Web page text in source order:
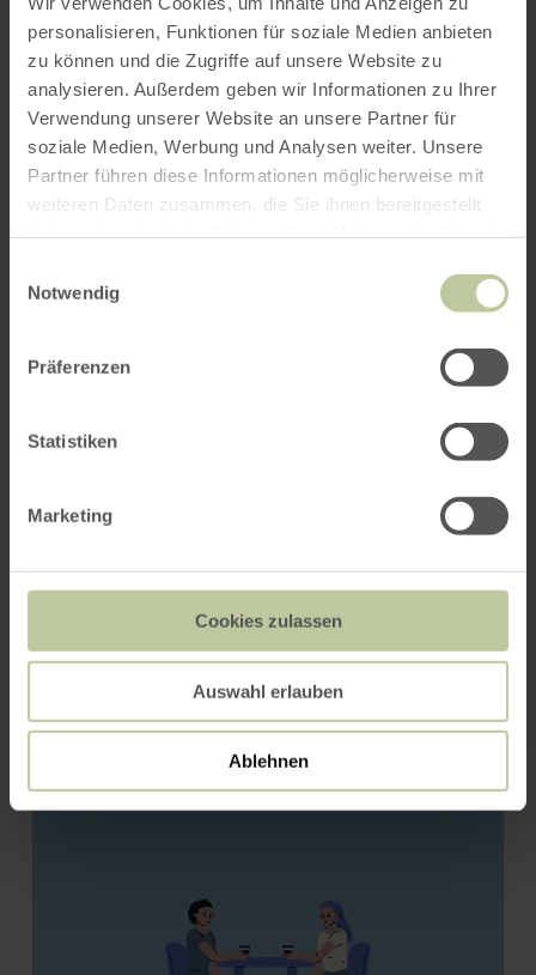
personalisieren, Funktionen für soziale Medien anbieten
zu können und die Zugriffe auf unsere Website zu
analysieren. Außerdem geben wir Informationen zu Ihrer
Verwendung unserer Website an unsere Partner für
soziale Medien, Werbung und Analysen weiter. Unsere
Partner führen diese Informationen möglicherweise mit
weiteren Daten zusammen, die Sie ihnen bereitgestellt
Notwendig
Präferenzen
Statistiken
Marketing
Cookies zulassen
Auswahl erlauben
Ablehnen
ROUTE PLANEN
Das könnte Sie auch
interessieren
Pizzeria La Gondola